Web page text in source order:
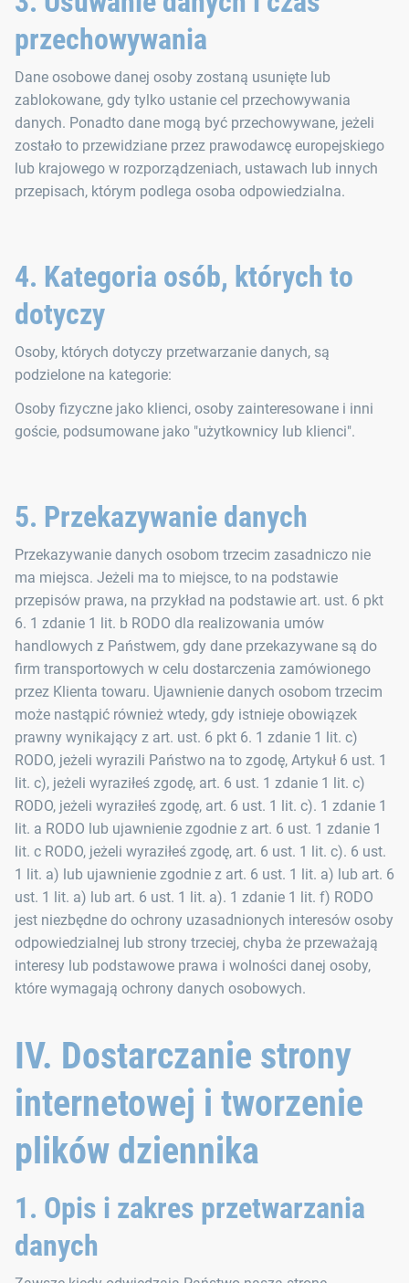
przechowywania
Dane osobowe danej osoby zostaną usunięte lub
zablokowane, gdy tylko ustanie cel przechowywania
danych. Ponadto dane mogą być przechowywane, jeżeli
zostało to przewidziane przez prawodawcę europejskiego
lub krajowego w rozporządzeniach, ustawach lub innych
przepisach, którym podlega osoba odpowiedzialna.
4. Kategoria osób, których to
dotyczy
Osoby, których dotyczy przetwarzanie danych, są
podzielone na kategorie:
Osoby fizyczne jako klienci, osoby zainteresowane i inni
goście, podsumowane jako "użytkownicy lub klienci".
5. Przekazywanie danych
Przekazywanie danych osobom trzecim zasadniczo nie
ma miejsca. Jeżeli ma to miejsce, to na podstawie
przepisów prawa, na przykład na podstawie art. ust. 6 pkt
6. 1 zdanie 1 lit. b RODO dla realizowania umów
handlowych z Państwem, gdy dane przekazywane są do
firm transportowych w celu dostarczenia zamówionego
przez Klienta towaru. Ujawnienie danych osobom trzecim
może nastąpić również wtedy, gdy istnieje obowiązek
prawny wynikający z art. ust. 6 pkt 6. 1 zdanie 1 lit. c)
RODO, jeżeli wyrazili Państwo na to zgodę, Artykuł 6 ust. 1
lit. c), jeżeli wyraziłeś zgodę, art. 6 ust. 1 zdanie 1 lit. c)
RODO, jeżeli wyraziłeś zgodę, art. 6 ust. 1 lit. c). 1 zdanie 1
lit. a RODO lub ujawnienie zgodnie z art. 6 ust. 1 zdanie 1
lit. c RODO, jeżeli wyraziłeś zgodę, art. 6 ust. 1 lit. c). 6 ust.
1 lit. a) lub ujawnienie zgodnie z art. 6 ust. 1 lit. a) lub art. 6
ust. 1 lit. a) lub art. 6 ust. 1 lit. a). 1 zdanie 1 lit. f) RODO
jest niezbędne do ochrony uzasadnionych interesów osoby
odpowiedzialnej lub strony trzeciej, chyba że przeważają
interesy lub podstawowe prawa i wolności danej osoby,
które wymagają ochrony danych osobowych.
IV. Dostarczanie strony
internetowej i tworzenie
plików dziennika
1. Opis i zakres przetwarzania
danych